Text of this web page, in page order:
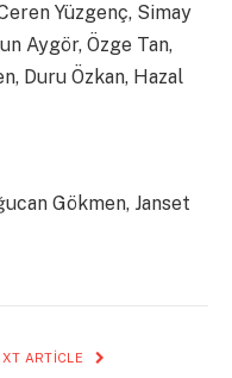
Yüzgenç, Simay
Aygör, Özge Tan,
Duru Özkan, Hazal
Gökmen, Janset
ARTICLE